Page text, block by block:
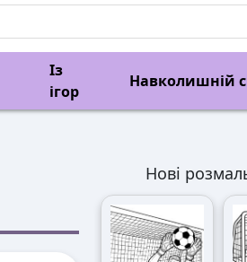
Із
ігор
Навколишній
Нові